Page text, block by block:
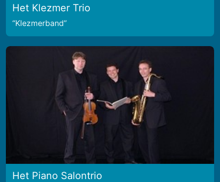
Het Klezmer Trio
Klezmerband
Het Piano Salontrio